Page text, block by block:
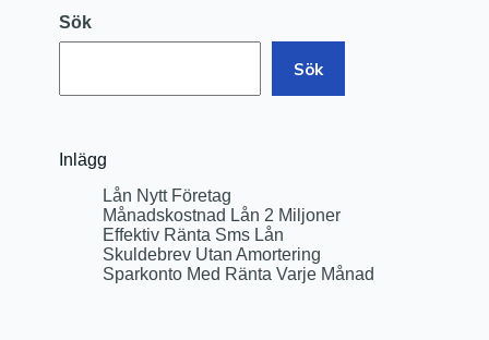
Sök
Sök
Inlägg
Lån Nytt Företag
Månadskostnad Lån 2 Miljoner
Effektiv Ränta Sms Lån
Skuldebrev Utan Amortering
Sparkonto Med Ränta Varje Månad